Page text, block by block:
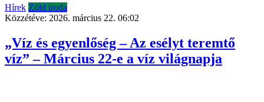
Hírek Zöld iroda
Közzétéve: 2026. március 22. 06:02
„Víz és egyenlőség – Az esélyt teremtő
víz” – Március 22-e a víz világnapja